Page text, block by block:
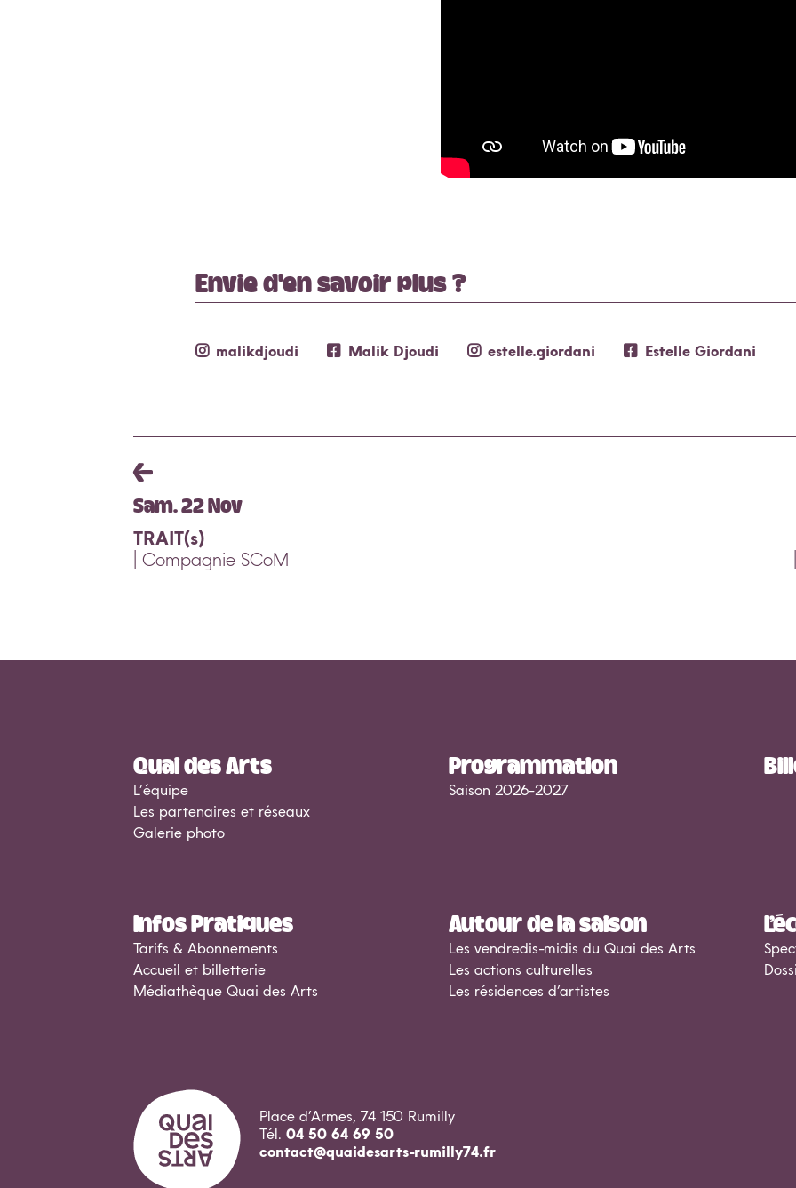
Envie d'en savoir plus ?
malikdjoudi Malik Djoudi estelle.giordani Estelle Giordani
Sam. 22 Nov
TRAIT(s)
| Compagnie SCoM
Quai des Arts
L’équipe
Les partenaires et réseaux
Galerie photo
Programmation
Saison 2026-2027
Infos Pratiques
Tarifs & Abonnements
Accueil et billetterie
Médiathèque Quai des Arts
Autour de la saison
Les vendredis-midis du Quai des Arts
Les actions culturelles
Les résidences d’artistes
Place d’Armes, 74 150 Rumilly
Tél. 04 50 64 69 50
contact@quaidesarts-rumilly74.fr